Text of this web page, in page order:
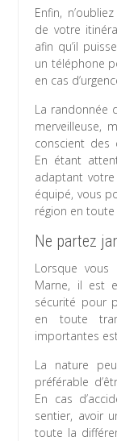
Enfin,
de votre
afin qu’il
un téléphone
en cas
La randonnée
merveilleuse,
conscient des
En étant
adaptant
équipé, vous
région en
Ne partez
Lorsque
Marne, il est
sécurité pour
en toute
importantes
La nature
préférable
En cas
sentier, avoir
toute la